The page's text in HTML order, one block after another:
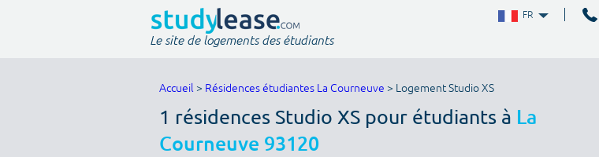
FR
Le site de logements des étudiants
Accueil > Résidences étudiantes La Courneuve > Logement Studio XS
1 résidences Studio XS pour étudiants à La
Courneuve 93120